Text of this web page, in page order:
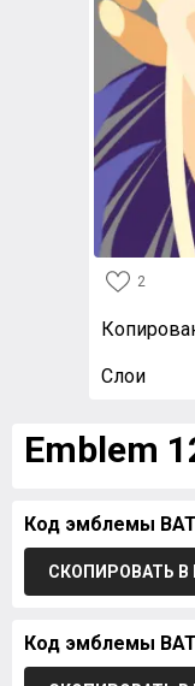
2
Слои
Emblem
Код эмблемы
СКОПИРОВАТЬ В
Код эмблемы